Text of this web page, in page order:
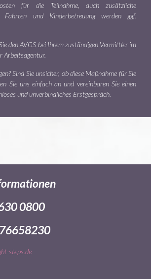
für die Teilnahme, auch zusätzliche
Fahrten und Kinderbetreuung werden ggf.
den AVGS bei Ihrem zuständigen Vermittler im
Arbeitsagentur.
Sind Sie unsicher, ob diese Maßnahme für Sie
Sie uns einfach an und vereinbaren Sie einen
und unverbindliches Erstgespräch.
0800
steps.de